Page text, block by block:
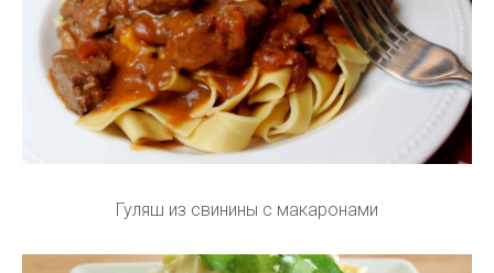
Гуляш из свинины с макаронами